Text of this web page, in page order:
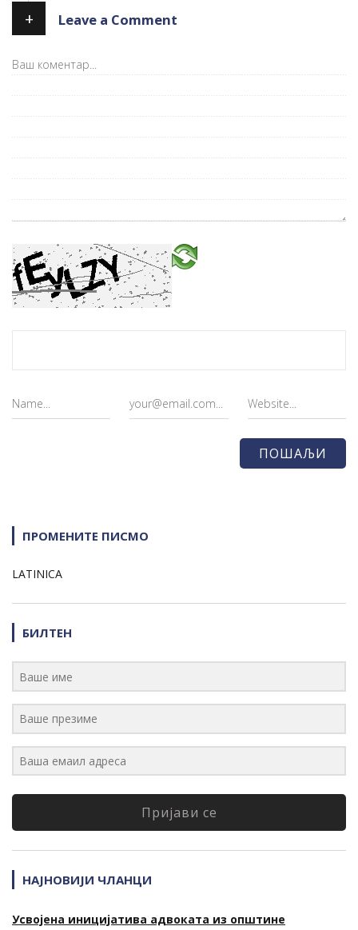
+ Leave a Comment
ПРОМЕНИТЕ ПИСМО
LATINICA
БИЛТЕН
Пријави се
НАЈНОВИЈИ ЧЛАНЦИ
Усвојена иницијатива адвоката из општине